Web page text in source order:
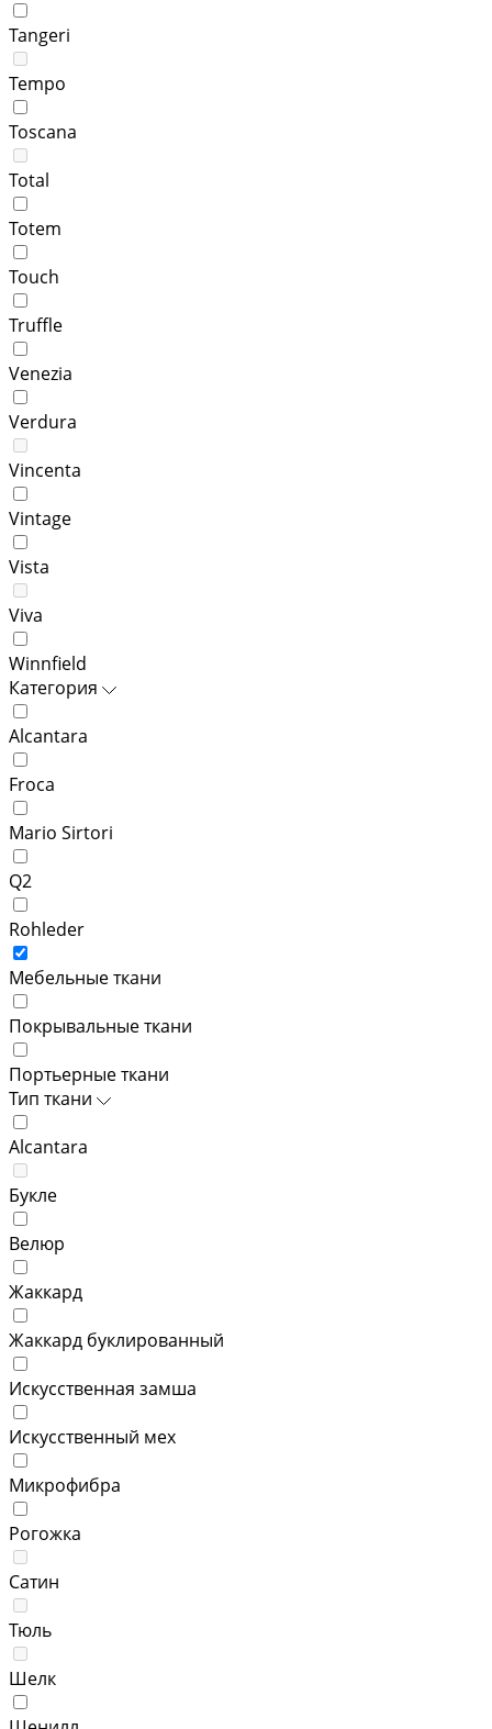
Tangeri
Tempo
Toscana
Total
Totem
Touch
Truffle
Venezia
Verdura
Vincenta
Vintage
Vista
Viva
Winnfield
Категория
Alcantara
Froca
Mario Sirtori
Q2
Rohleder
Мебельные ткани
Покрывальные ткани
Портьерные ткани
Тип ткани
Alcantara
Букле
Велюр
Жаккард
Жаккард буклированный
Искусственная замша
Искусственный мех
Микрофибра
Рогожка
Сатин
Тюль
Шелк